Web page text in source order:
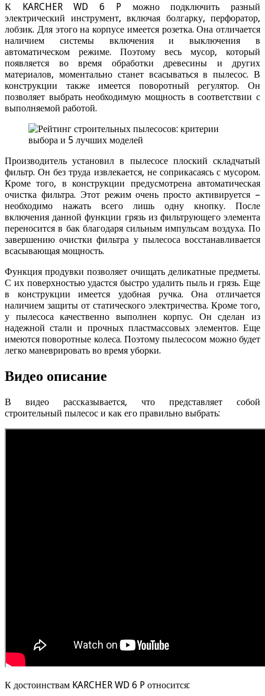
К KARCHER WD 6 P можно подключить разный
электрический инструмент, включая болгарку, перфоратор,
лобзик. Для этого на корпусе имеется розетка. Она отличается
наличием системы включения и выключения в
автоматическом режиме. Поэтому весь мусор, который
появляется во время обработки древесины и других
материалов, моментально станет всасываться в пылесос. В
конструкции также имеется поворотный регулятор. Он
позволяет выбрать необходимую мощность в соответствии с
выполняемой работой.
Производитель установил в пылесосе плоский складчатый
фильтр. Он без труда извлекается, не соприкасаясь с мусором.
Кроме того, в конструкции предусмотрена автоматическая
очистка фильтра. Этот режим очень просто активируется –
необходимо нажать всего лишь одну кнопку. После
включения данной функции грязь из фильтрующего элемента
переносится в бак благодаря сильным импульсам воздуха. По
завершению очистки фильтра у пылесоса восстанавливается
всасывающая мощность.
Функция продувки позволяет очищать деликатные предметы.
С их поверхностью удастся быстро удалить пыль и грязь. Еще
в конструкции имеется удобная ручка. Она отличается
наличием защиты от статического электричества. Кроме того,
у пылесоса качественно выполнен корпус. Он сделан из
надежной стали и прочных пластмассовых элементов. Еще
имеются поворотные колеса. Поэтому пылесосом можно будет
легко маневрировать во время уборки.
Видео описание
В видео рассказывается, что представляет собой
строительный пылесос и как его правильно выбрать:
К достоинствам KARCHER WD 6 P относится: